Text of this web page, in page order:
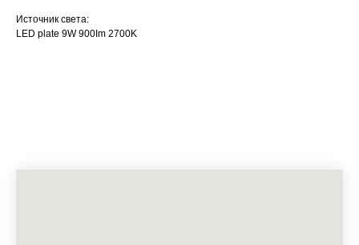
Источник света:
LED plate 9W 900Im 2700K